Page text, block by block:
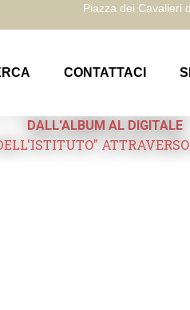
Piazza dei Cavalieri
CONTATTACI
DALL'ALBUM AL DIGITALE